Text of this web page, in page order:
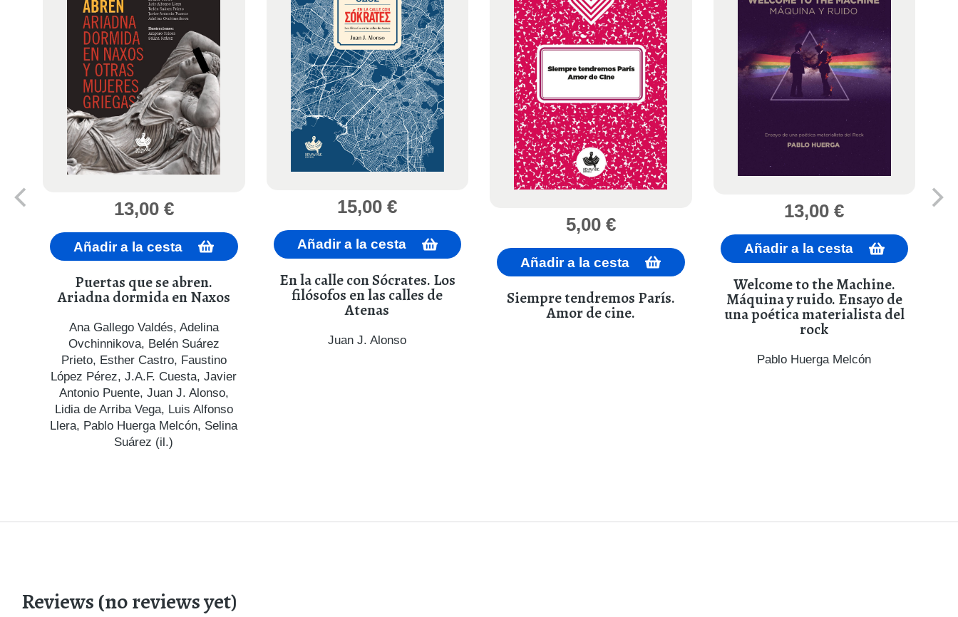
13,00 €
Añadir a la cesta
Puertas que se abren.
Ariadna dormida en Naxos
Ana Gallego Valdés, Adelina
Ovchinnikova, Belén Suárez
Prieto, Esther Castro, Faustino
López Pérez,J.A.F. Cuesta,Javier
Antonio Puente, Juan J. Alonso,
Lidia de Arriba Vega, Luis Alfonso
Llera, Pablo Huerga Melcón, Selina
Suárez (il.)
15,00€
Añadir a la cesta
En la calle con Sócrates. Los
filósofos en las calles de
Atenas
Juan J. Alonso
5,00 €
Añadir a la cesta
Siempre tendremos París.
Amor de cine.
13,00€
Añadir a la cesta
Welcome to the Machine.
Máquina y ruido. Ensayo de
una poética materialista del
rock
Pablo Huerga Melcón
Reviews (no reviews yet)